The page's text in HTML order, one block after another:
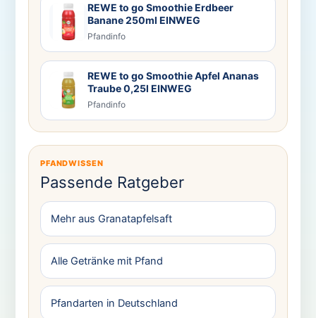
REWE to go Smoothie Erdbeer
Banane 250ml EINWEG
Pfandinfo
REWE to go Smoothie Apfel Ananas
Traube 0,25l EINWEG
Pfandinfo
PFANDWISSEN
Passende Ratgeber
Mehr aus Granatapfelsaft
Alle Getränke mit Pfand
Pfandarten in Deutschland